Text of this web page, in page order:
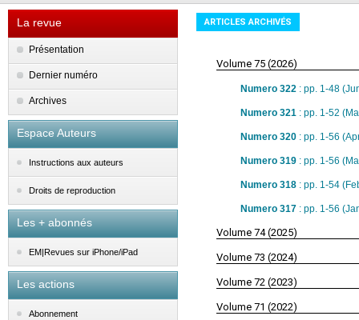
La revue
Présentation
Dernier numéro
Archives
Espace Auteurs
Instructions aux auteurs
Droits de reproduction
Les + abonnés
EM|Revues sur iPhone/iPad
Les actions
Abonnement
ARTICLES ARCHIVÉS
Volume 75 (2026)
Numero 322 : pp. 1-48
Numero 321 : pp. 1-52
Numero 320 : pp. 1-56
Numero 319 : pp. 1-56
Numero 318 : pp. 1-54
Numero 317 : pp. 1-56
Volume 74 (2025)
Volume 73 (2024)
Volume 72 (2023)
Volume 71 (2022)